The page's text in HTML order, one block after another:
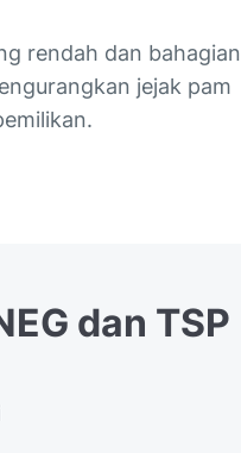
rendah dan bahagian
jejak pam
dan TSP